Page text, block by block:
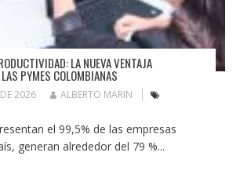
LA NUEVA VENTAJA
PYMES COLOMBIANAS
2026
ALBERTO MARIN
el 99,5% de las empresas
generan alrededor del 79 %...